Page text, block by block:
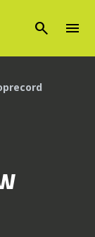
search menu